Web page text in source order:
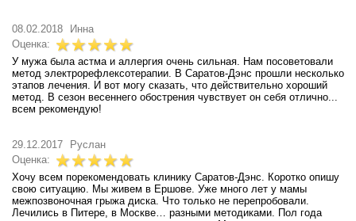
08.02.2018
Инна
Оценка:
У мужа была астма и аллергия очень сильная. Нам посоветовали
метод электрорефлексотерапии. В Саратов-Дэнс прошли несколько
этапов лечения. И вот могу сказать, что действительно хороший
метод. В сезон весеннего обострения чувствует он себя отлично...
всем рекомендую!
29.12.2017
Руслан
Оценка:
Хочу всем порекомендовать клинику Саратов-Дэнс. Коротко опишу
свою ситуацию. Мы живем в Ершове. Уже много лет у мамы
межпозвоночная грыжа диска. Что только не перепробовали.
Лечились в Питере, в Москве… разными методиками. Пол года